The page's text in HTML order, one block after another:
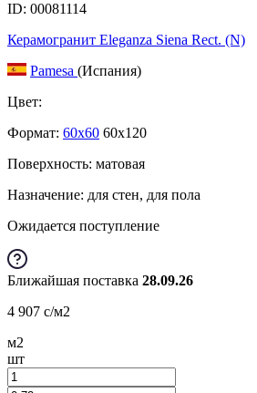
ID: 00081114
Керамогранит Eleganza Siena Rect. (N)
Pamesa (Испания)
Цвет:
Формат: 60x60 60x120
Поверхность: матовая
Назначение: для стен, для пола
Ожидается поступление
Ближайшая поставка 28.09.26
4 907 c/м2
м2
шт